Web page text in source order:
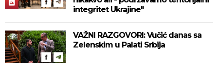
integritet Ukrajine"
VAŽNI RAZGOVORI: Vučić danas sa
Zelenskim u Palati Srbija